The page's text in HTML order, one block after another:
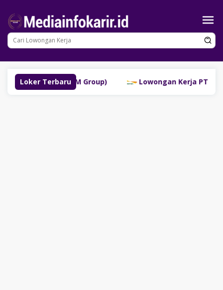
konten
Loker Terbaru
(SM Group) Lowongan Kerja PT Bank